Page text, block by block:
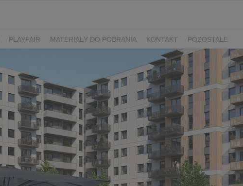
PLAYFAIR MATERIAŁY DO POBRANIA KONTAKT POZOSTAŁE